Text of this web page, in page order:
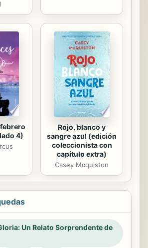
4)
Rojo, blanco y
sangre azul (edición
coleccionista con
capítulo extra)
Casey Mcquiston
Un Relato Sorprendente de